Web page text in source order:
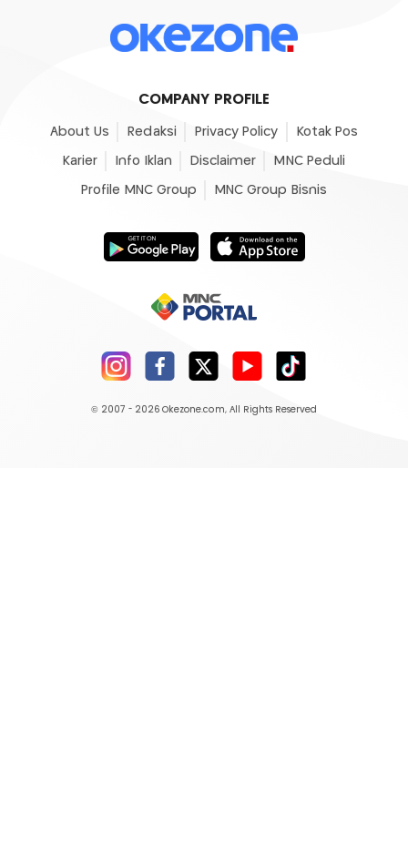
COMPANY PROFILE
About Us Redaksi Privacy Policy Kotak Pos
Karier Info Iklan Disclaimer MNC Peduli
Profile MNC Group MNC Group Bisnis
© 2007 - 2026 Okezone.com, All Rights Reserved